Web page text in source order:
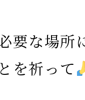
要な場所
を祈って